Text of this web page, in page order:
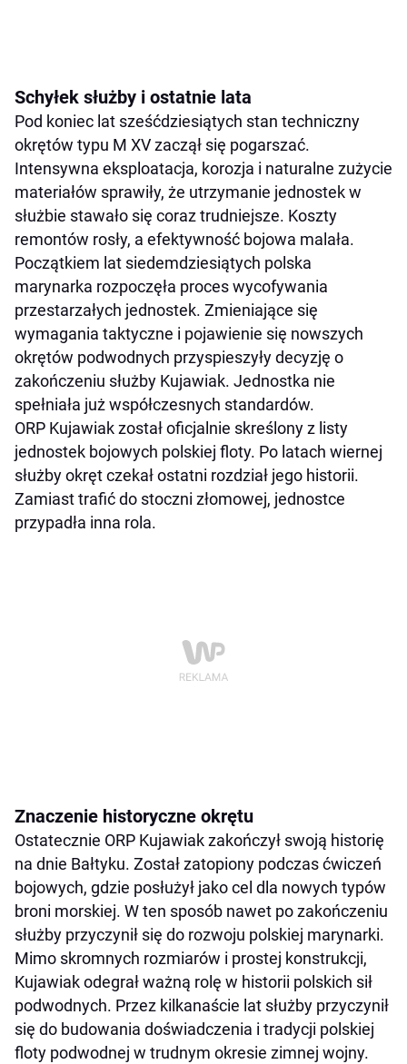
Schyłek służby i ostatnie lata
Pod koniec lat sześćdziesiątych stan techniczny
okrętów typu M XV zaczął się pogarszać.
Intensywna eksploatacja, korozja i naturalne zużycie
materiałów sprawiły, że utrzymanie jednostek w
służbie stawało się coraz trudniejsze. Koszty
remontów rosły, a efektywność bojowa malała.
Początkiem lat siedemdziesiątych polska
marynarka rozpoczęła proces wycofywania
przestarzałych jednostek. Zmieniające się
wymagania taktyczne i pojawienie się nowszych
okrętów podwodnych przyspieszyły decyzję o
zakończeniu służby Kujawiak. Jednostka nie
spełniała już współczesnych standardów.
ORP Kujawiak został oficjalnie skreślony z listy
jednostek bojowych polskiej floty. Po latach wiernej
służby okręt czekał ostatni rozdział jego historii.
Zamiast trafić do stoczni złomowej, jednostce
przypadła inna rola.
Znaczenie historyczne okrętu
Ostatecznie ORP Kujawiak zakończył swoją historię
na dnie Bałtyku. Został zatopiony podczas ćwiczeń
bojowych, gdzie posłużył jako cel dla nowych typów
broni morskiej. W ten sposób nawet po zakończeniu
służby przyczynił się do rozwoju polskiej marynarki.
Mimo skromnych rozmiarów i prostej konstrukcji,
Kujawiak odegrał ważną rolę w historii polskich sił
podwodnych. Przez kilkanaście lat służby przyczynił
się do budowania doświadczenia i tradycji polskiej
floty podwodnej w trudnym okresie zimnej wojny.